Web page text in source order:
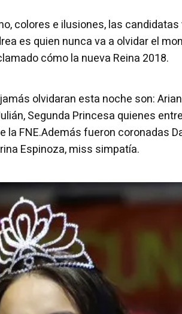
colores e ilusiones, las candidatas
es quien nunca va a olvidar el
cómo la nueva Reina 2018.
olvidaran esta noche son:
Segunda Princesa quienes
la FNE.Además fueron coronadas
Espinoza, miss simpatía.